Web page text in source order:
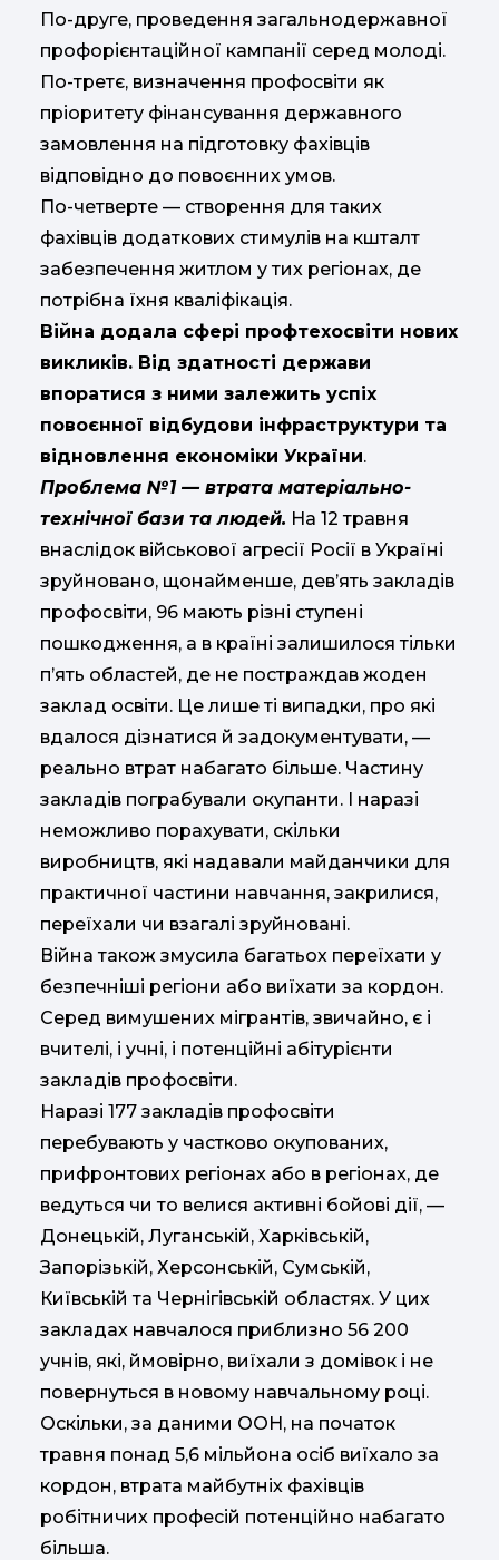
По-друге, проведення загальнодержавної
профорієнтаційної кампанії серед молоді.
По-третє, визначення профосвіти як
пріоритету фінансування державного
замовлення на підготовку фахівців
відповідно до повоєнних умов.
По-четверте — створення для таких
фахівців додаткових стимулів на кшталт
забезпечення житлом у тих регіонах, де
потрібна їхня кваліфікація.
Війна додала сфері профтехосвіти нових
викликів. Від здатності держави
впоратися з ними залежить успіх
повоєнної відбудови інфраструктури та
відновлення економіки України.
Проблема №1 — втрата матеріально-
технічної бази та людей. На 12 травня
внаслідок військової агресії Росії в Україні
зруйновано, щонайменше, дев’ять закладів
профосвіти, 96 мають різні ступені
пошкодження, а в країні залишилося тільки
п’ять областей, де не постраждав жоден
заклад освіти. Це лише ті випадки, про які
вдалося дізнатися й задокументувати, —
реально втрат набагато більше. Частину
закладів пограбували окупанти. І наразі
неможливо порахувати, скільки
виробництв, які надавали майданчики для
практичної частини навчання, закрилися,
переїхали чи взагалі зруйновані.
Війна також змусила багатьох переїхати у
безпечніші регіони або виїхати за кордон.
Серед вимушених мігрантів, звичайно, є і
вчителі, і учні, і потенційні абітурієнти
закладів профосвіти.
Наразі 177 закладів профосвіти
перебувають у частково окупованих,
прифронтових регіонах або в регіонах, де
ведуться чи то велися активні бойові дії, —
Донецькій, Луганській, Харківській,
Запорізькій, Херсонській, Сумській,
Київській та Чернігівській областях. У цих
закладах навчалося приблизно 56 200
учнів, які, ймовірно, виїхали з домівок і не
повернуться в новому навчальному році.
Оскільки, за даними ООН, на початок
травня понад 5,6 мільйона осіб виїхало за
кордон, втрата майбутніх фахівців
робітничих професій потенційно набагато
більша.